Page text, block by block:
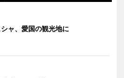
ャ、愛国の観光地に